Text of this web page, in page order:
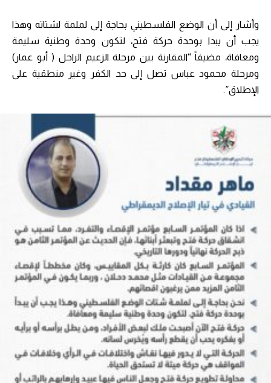
وأشار إلى أن الوضع الفلسطيني بحاجة إلى لملمة لشتاته وهذا
يجب أن يبدا بوحدة حركة فتح، لتكون وحدة وطنية سليمة
ومعافاة، مضيفاً “المقارنة بين مرحلة الزعيم الراحل ( أبو عمار)
ومرحلة محمود عباس تصل إلى حد الكفر وغير منطقية على
الإطلاق”.